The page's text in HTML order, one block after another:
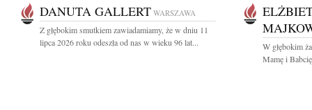
DANUTA GALLERT WARSZAWA
Z głębokim smutkiem zawiadamiamy, że w dniu 11
lipca 2026 roku odeszła od nas w wieku 96 lat...
W głębokim
Mamę i